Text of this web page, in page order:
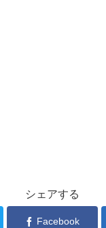
シェアする
Facebook